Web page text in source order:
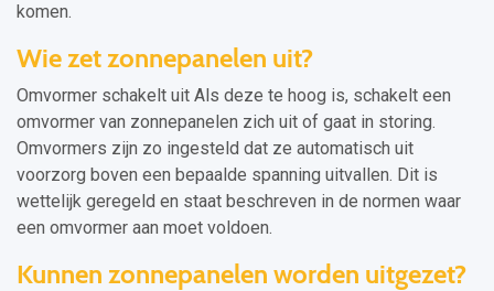
komen.
Wie zet zonnepanelen uit?
Omvormer schakelt uit Als deze te hoog is, schakelt een
omvormer van zonnepanelen zich uit of gaat in storing.
Omvormers zijn zo ingesteld dat ze automatisch uit
voorzorg boven een bepaalde spanning uitvallen. Dit is
wettelijk geregeld en staat beschreven in de normen waar
een omvormer aan moet voldoen.
Kunnen zonnepanelen worden uitgezet?